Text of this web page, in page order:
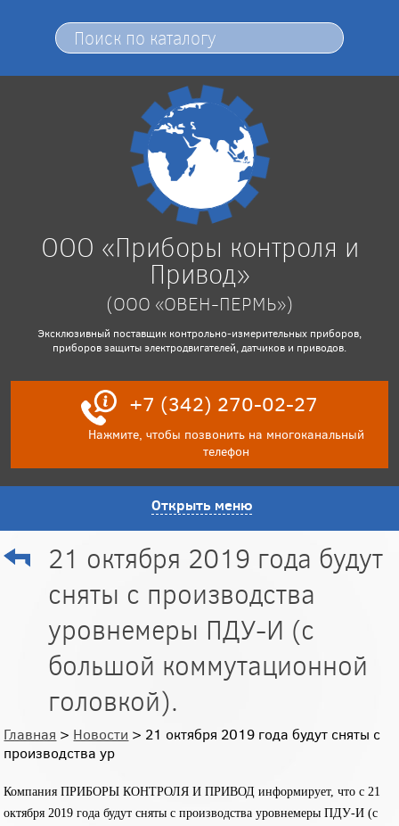
ООО «Приборы контроля и
Привод»
(ООО «ОВЕН-ПЕРМЬ»)
Эксклюзивный поставщик контрольно-измерительных приборов,
приборов защиты электродвигателей, датчиков и приводов.
+7 (342) 270-02-27
Нажмите, чтобы позвонить на многоканальный
телефон
Открыть меню
21 октября 2019 года будут
сняты с производства
уровнемеры ПДУ-И (с
большой коммутационной
головкой).
Главная > Новости > 21 октября 2019 года будут сняты с
производства ур
Компания ПРИБОРЫ КОНТРОЛЯ И ПРИВОД информирует, что с 21
октября 2019 года будут сняты с производства уровнемеры ПДУ-И (с